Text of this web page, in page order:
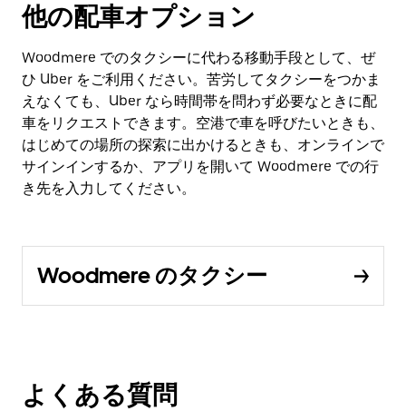
他の配車オプション
Woodmere でのタクシーに代わる移動手段として、ぜ
ひ Uber をご利用ください。苦労してタクシーをつかま
えなくても、Uber なら時間帯を問わず必要なときに配
車をリクエストできます。空港で車を呼びたいときも、
はじめての場所の探索に出かけるときも、オンラインで
サインインするか、アプリを開いて Woodmere での行
き先を入力してください。
Woodmere のタクシー
よくある質問